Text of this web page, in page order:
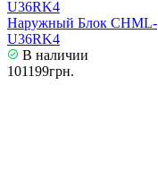
Наружный Блок CHML-
U36RK4
В наличии
101199грн.